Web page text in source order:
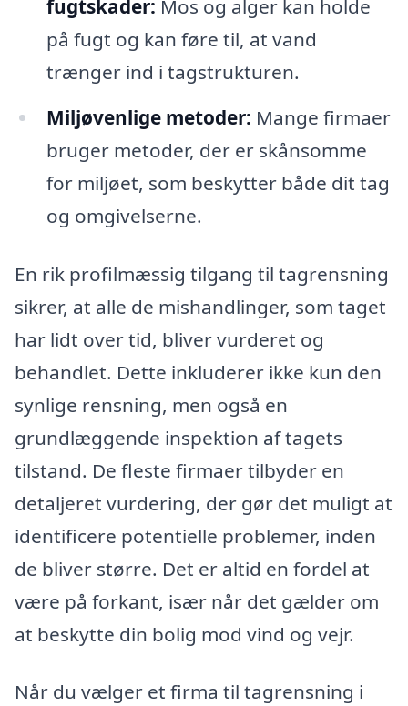
fugtskader: Mos og alger kan holde
på fugt og kan føre til, at vand
trænger ind i tagstrukturen.
Miljøvenlige metoder: Mange firmaer
bruger metoder, der er skånsomme
for miljøet, som beskytter både dit tag
og omgivelserne.
En rik profilmæssig tilgang til tagrensning
sikrer, at alle de mishandlinger, som taget
har lidt over tid, bliver vurderet og
behandlet. Dette inkluderer ikke kun den
synlige rensning, men også en
grundlæggende inspektion af tagets
tilstand. De fleste firmaer tilbyder en
detaljeret vurdering, der gør det muligt at
identificere potentielle problemer, inden
de bliver større. Det er altid en fordel at
være på forkant, især når det gælder om
at beskytte din bolig mod vind og vejr.
Når du vælger et firma til tagrensning i